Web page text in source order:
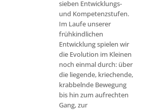
sieben Entwicklungs-
und Kompetenzstufen.
Im Laufe unserer
frühkindlichen
Entwicklung spielen wir
die Evolution im Kleinen
noch einmal durch: über
die liegende, kriechende,
krabbelnde Bewegung
bis hin zum aufrechten
Gang, zur